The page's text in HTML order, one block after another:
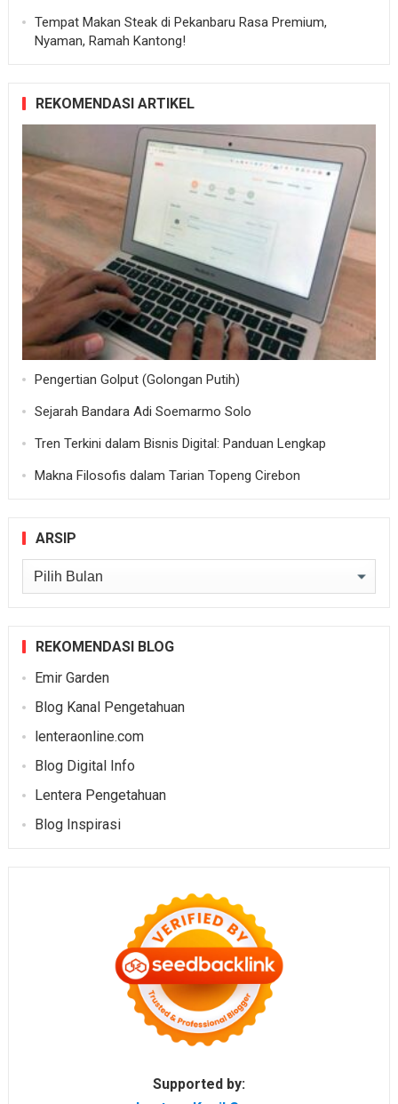
Tempat Makan Steak di Pekanbaru Rasa Premium,
Nyaman, Ramah Kantong!
REKOMENDASI ARTIKEL
Pengertian Golput (Golongan Putih)
Sejarah Bandara Adi Soemarmo Solo
Tren Terkini dalam Bisnis Digital: Panduan Lengkap
Makna Filosofis dalam Tarian Topeng Cirebon
ARSIP
Arsip
REKOMENDASI BLOG
Emir Garden
Blog Kanal Pengetahuan
lenteraonline.com
Blog Digital Info
Lentera Pengetahuan
Blog Inspirasi
Supported by: